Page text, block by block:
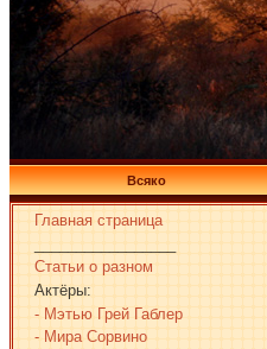
Всяко
Главная страница
Статьи о разном
Актёры:
- Мэтью Грей Габлер
- Мира Сорвино